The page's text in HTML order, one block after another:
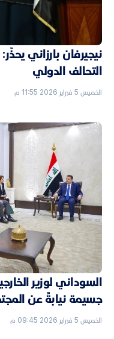
نيجيرفان بارزاني
التحالف الدولي
الخميس 5 فبراير 2026 11:55 م
السوداني لوزير
جسيمة نيابةً عن
الخميس 5 فبراير 2026 09:45 م